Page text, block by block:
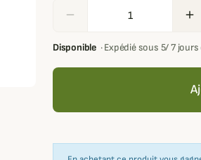
remove add
Disponible ·Expédié sous 5/ 7